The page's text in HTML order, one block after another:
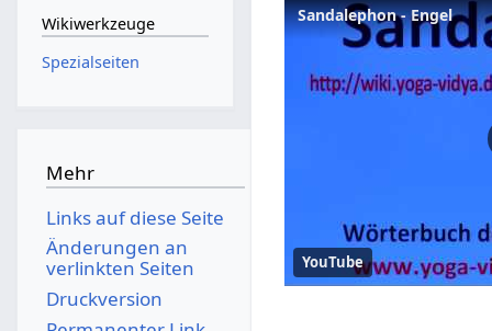
Sandalephon - Engel
YouTube
Wikiwerkzeuge
Spezialseiten
Mehr
Links auf diese Seite
Änderungen an
verlinkten Seiten
Druckversion